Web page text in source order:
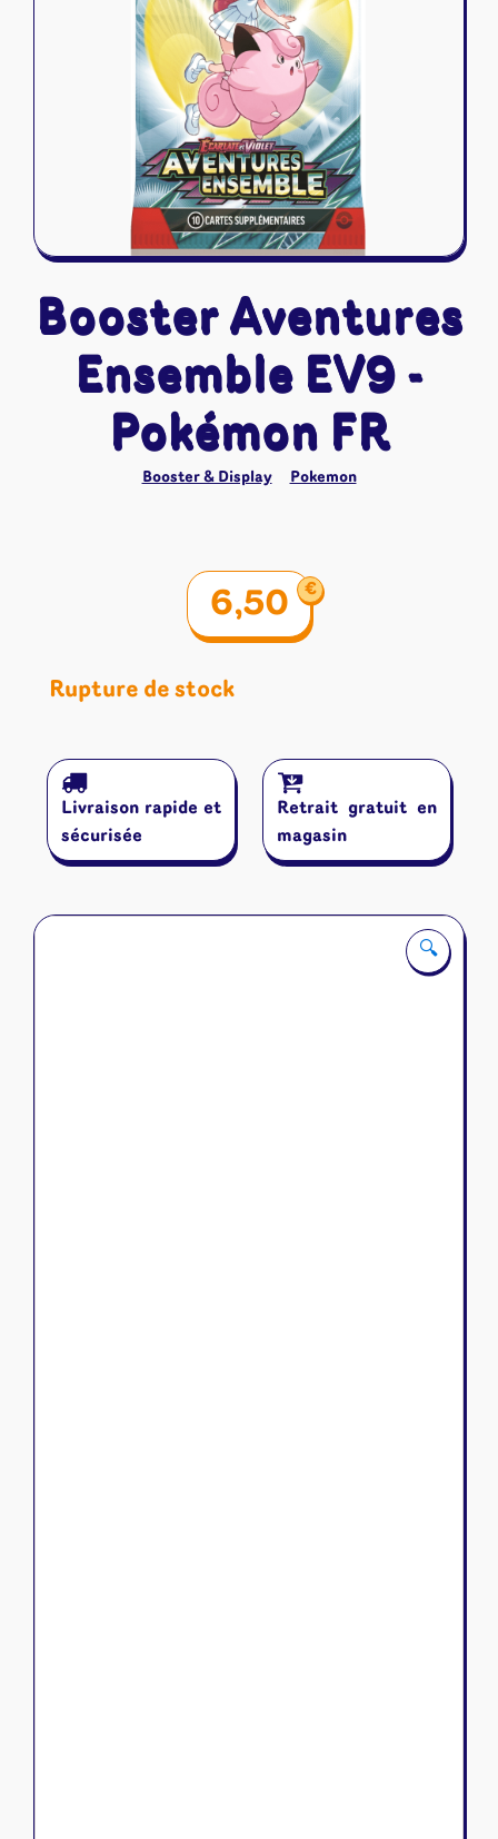
Naruto Mythos
Autres
Tapis de jeu
🔍
Booster Aventures
Ensemble EV9 -
Pokémon FR
Booster & Display Pokemon
6,50 €
Rupture de stock
Livraison rapide et
sécurisée
Retrait gratuit en
magasin